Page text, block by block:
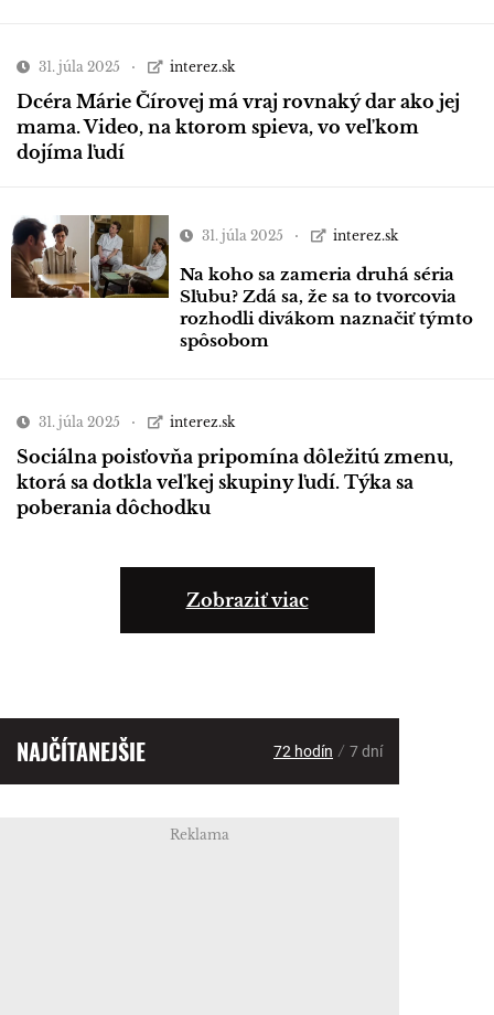
31. júla 2025 interez.sk
Dcéra Márie Čírovej má vraj rovnaký dar ako jej
mama. Video, na ktorom spieva, vo veľkom
dojíma ľudí
31. júla 2025 interez.sk
Na koho sa zameria druhá séria
Sľubu? Zdá sa, že sa to tvorcovia
rozhodli divákom naznačiť týmto
spôsobom
31. júla 2025 interez.sk
Sociálna poisťovňa pripomína dôležitú zmenu,
ktorá sa dotkla veľkej skupiny ľudí. Týka sa
poberania dôchodku
Zobraziť viac
NAJČÍTANEJŠIE 72 hodín / 7 dní
Reklama